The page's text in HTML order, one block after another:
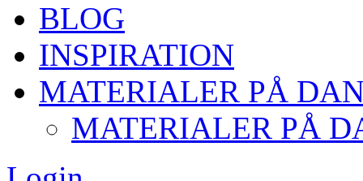
BLOG
INSPIRATION
MATERIALER PÅ
MATERIALER PÅ